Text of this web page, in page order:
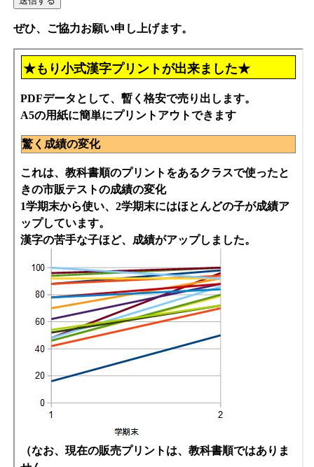
ぜひ、ご協力お願い申し上げます。